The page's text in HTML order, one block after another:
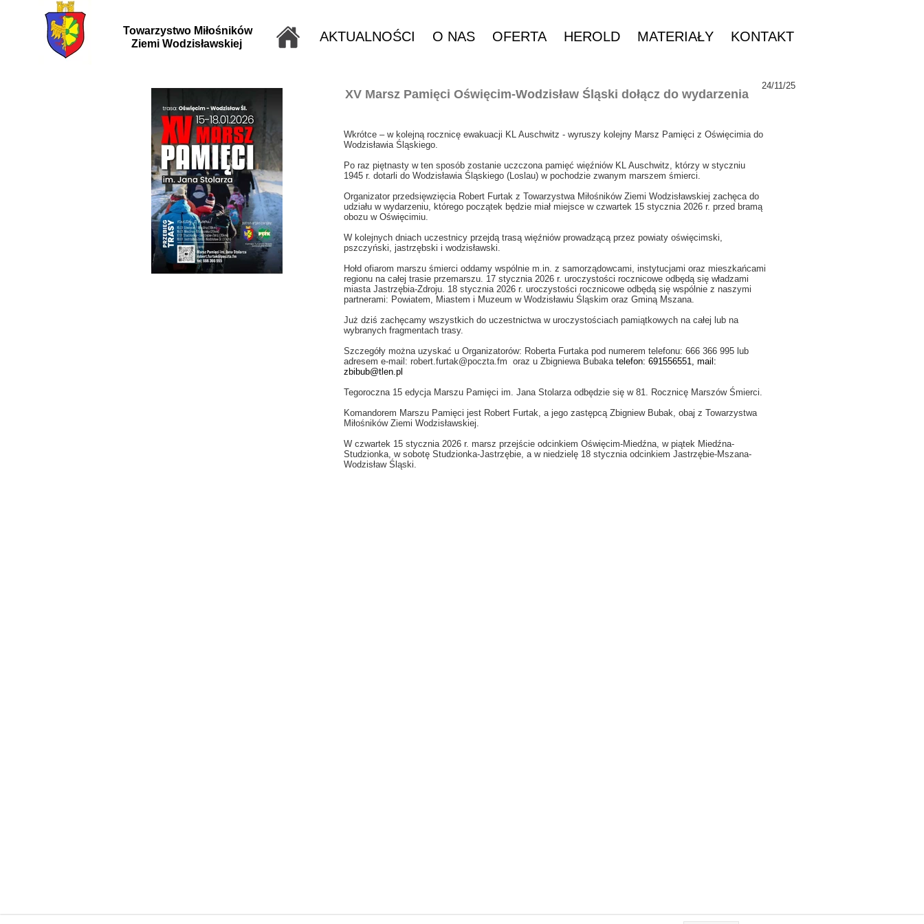
24/11/25
Wkrótce – w kolejną rocznicę ewakuacji KL Auschwitz - wyruszy kolejny Marsz Pamięci z Oświęcimia do
Wodzisławia Śląskiego.
Po raz piętnasty w ten sposób zostanie uczczona pamięć więźniów KL Auschwitz, którzy w styczniu
1945 r. dotarli do Wodzisławia Śląskiego (Loslau) w pochodzie zwanym marszem śmierci.
Organizator przedsięwzięcia Robert Furtak z Towarzystwa Miłośników Ziemi Wodzisławskiej zachęca do
udziału w wydarzeniu, którego początek będzie miał miejsce w czwartek 15 stycznia 2026 r. przed bramą
obozu w Oświęcimiu.
W kolejnych dniach uczestnicy przejdą trasą więźniów prowadzącą przez powiaty oświęcimski,
pszczyński, jastrzębski i wodzisławski.
Hołd ofiarom marszu śmierci oddamy wspólnie m.in. z samorządowcami, instytucjami oraz mieszkańcami
regionu na całej trasie przemarszu. 17 stycznia 2026 r. uroczystości rocznicowe odbędą się władzami
miasta Jastrzębia-Zdroju. 18 stycznia 2026 r. uroczystości rocznicowe odbędą się wspólnie z naszymi
partnerami: Powiatem, Miastem i Muzeum w Wodzisławiu Śląskim oraz Gminą Mszana.
Już dziś zachęcamy wszystkich do uczestnictwa w uroczystościach pamiątkowych na całej lub na
wybranych fragmentach trasy.
Szczegóły można uzyskać u Organizatorów: Roberta Furtaka pod numerem telefonu: 666 366 995 lub
adresem e-mail: robert.furtak@poczta.fm oraz u Zbigniewa Bubaka telefon: 691556551, mail:
zbibub@tlen.pl
Tegoroczna 15 edycja Marszu Pamięci im. Jana Stolarza odbędzie się w 81. Rocznicę Marszów Śmierci.
Komandorem Marszu Pamięci jest Robert Furtak, a jego zastępcą Zbigniew Bubak, obaj z Towarzystwa
Miłośników Ziemi Wodzisławskiej.
W czwartek 15 stycznia 2026 r. marsz przejście odcinkiem Oświęcim-Miedźna, w piątek Miedźna-
Studzionka, w sobotę Studzionka-Jastrzębie, a w niedzielę 18 stycznia odcinkiem Jastrzębie-Mszana-
Wodzisław Śląski.
XV Marsz Pamięci Oświęcim-Wodzisław Śląski dołącz do wydarzenia
Towarzystwo Miłośników
Ziemi Wodzisławskiej
AKTUALNOŚCI O NAS OFERTA HEROLD MATERIAŁY KONTAKT